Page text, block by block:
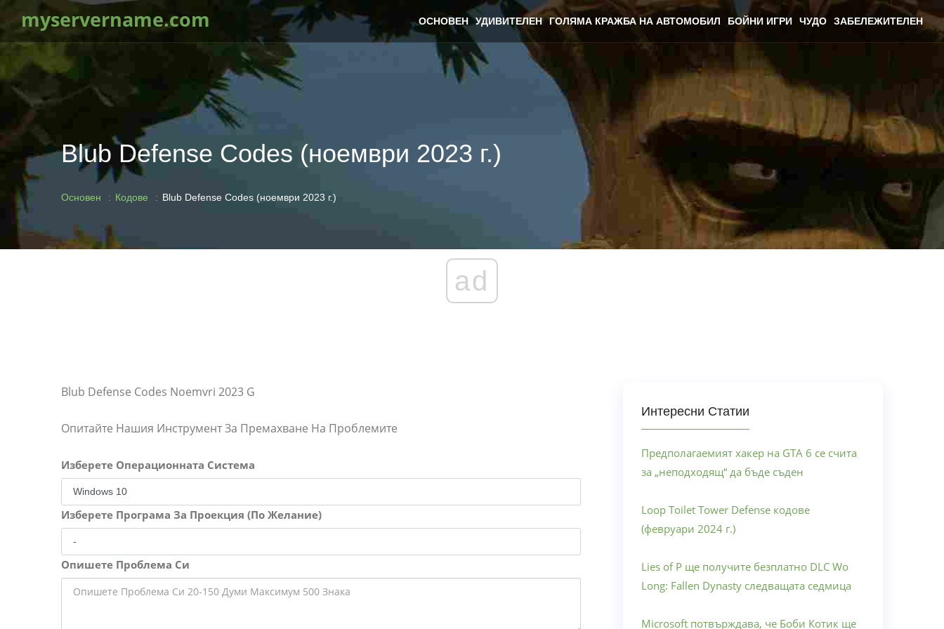
myservername.com ОСНОВЕН УДИВИТЕЛЕН ГОЛЯМА КРАЖБА НА АВТОМОБИЛ БОЙНИ ИГРИ ЧУДО ЗАБЕЛЕЖИТЕЛЕН
Blub Defense Codes (ноември 2023 г.)
Основен Кодове Blub Defense Codes (ноември 2023 г.)
ad
Blub Defense Codes Noemvri 2023 G
Опитайте Нашия Инструмент За Премахване На Проблемите
Изберете Операционната Система
Изберете Програма За Проекция (По Желание)
Опишете Проблема Си
Интересни Статии
Предполагаемият хакер на GTA 6 се счита
за „неподходящ“ да бъде съден
Loop Toilet Tower Defense кодове
(февруари 2024 г.)
Lies of P ще получите безплатно DLC Wo
Long: Fallen Dynasty следващата седмица
Microsoft потвърждава, че Боби Котик ще